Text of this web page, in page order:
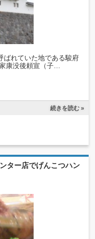
ばれていた地である駿府
康没後頼宣（子…
続きを読む »